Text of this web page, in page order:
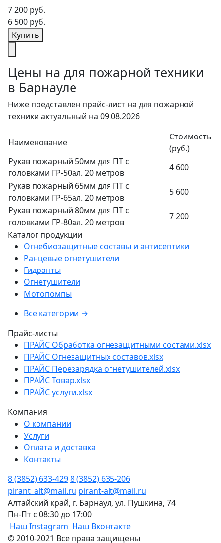
7 200 руб.
6 500 руб.
Купить
Цены на для пожарной техники
в Барнауле
Ниже представлен прайс-лист на для пожарной
техники актуальный на 09.08.2026
Наименование
Стоимость
(руб.)
Рукав пожарный 50мм для ПТ с
головками ГР-50ал. 20 метров
4 600
Рукав пожарный 65мм для ПТ с
головками ГР-65ал. 20 метров
5 600
Рукав пожарный 80мм для ПТ с
головками ГР-80ал. 20 метров
7 200
Каталог продукции
Огнебиозащитные составы и антисептики
Ранцевые огнетушители
Гидранты
Огнетушители
Мотопомпы
Все категории →
Прайс-листы
ПРАЙС Обработка огнезащитными состами.xlsx
ПРАЙС Огнезащитных составов.xlsx
ПРАЙС Перезарядка огнетушителей.xlsx
ПРАЙС Товар.xlsx
ПРАЙС услуги.xlsx
Компания
О компании
Услуги
Оплата и доставка
Контакты
8 (3852) 633-4298 (3852) 635-206
pirant_alt@mail.ru pirant-alt@mail.ru
Алтайский край, г. Барнаул, ул. Пушкина, 74
Пн-Пт с 08:30 до 17:00
Наш Instagram Наш Вконтакте
© 2010-2021 Все права защищены